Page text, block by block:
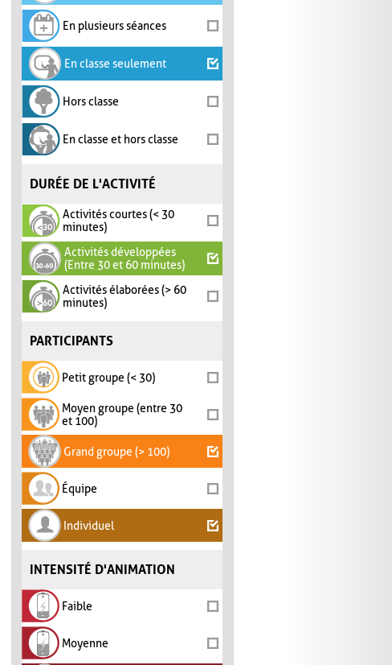
En plusieurs séances
En classe seulement
Hors classe
En classe et hors classe
DURÉE DE L'ACTIVITÉ
Activités courtes (< 30
minutes)
Activités développées
(Entre 30 et 60 minutes)
Activités élaborées (> 60
minutes)
PARTICIPANTS
Petit groupe (< 30)
Moyen groupe (entre 30
et 100)
Grand groupe (> 100)
Équipe
Individuel
INTENSITÉ D'ANIMATION
Faible
Moyenne